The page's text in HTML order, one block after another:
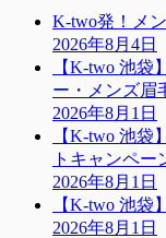
K-two発！メ
2026年8月4日
【K-two 池袋
ー・メンズ眉
2026年8月1日
【K-two 池袋
トキャンペー
2026年8月1日
【K-two 池袋
2026年8月1日